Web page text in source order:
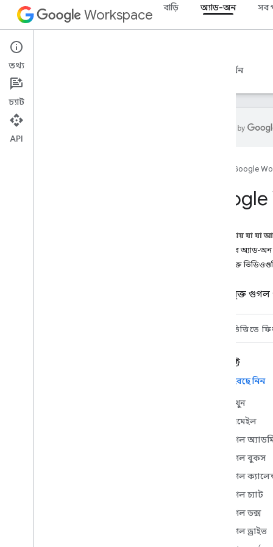
Workspace বাড়ি অ্যাড-অন সব
Add-ons
ওভারভিউ সমর্থন
Google
এই পৃষ্ঠায় যা যা
গিটহাবে অ্যাড-
অতিরিক্ত
বৈশিষ্ট্যযুক্ত
এর ভিত্তিতে
প্রোডাক্ট
সব বেছে নিন
মিথুন
জিমেইল
গুগল
গুগল বুকস
গুগল
গুগল চ্যাট
গুগল ডক্স
গুগল ড্রাইভ
তথ্য
চ্যাট
API